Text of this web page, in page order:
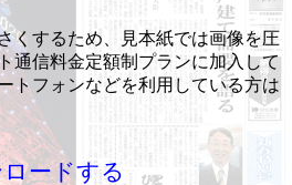
くするため、見本紙では画像を圧
通信料金定額制プランに加入して
トフォンなどを利用している方は
ードする